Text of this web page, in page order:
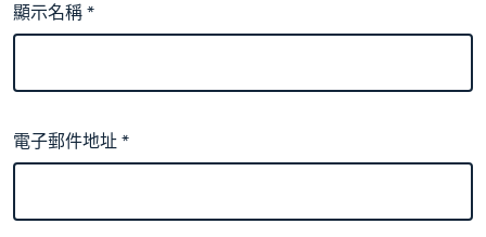
顯示名稱*
電子郵件地址*